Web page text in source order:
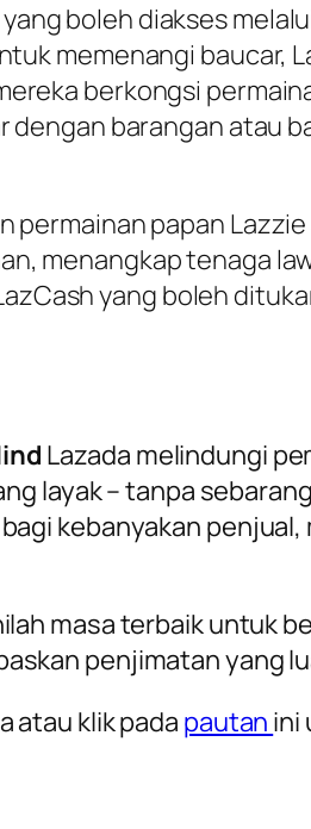
yang boleh diakses
memenangi baucar,
berkongsi
dengan barangan atau
papan
menangkap tenaga
yang boleh
Lazada melindungi
layak – tanpa
kebanyakan
masa terbaik untuk
penjimatan yang
atau klik pada pautan ini